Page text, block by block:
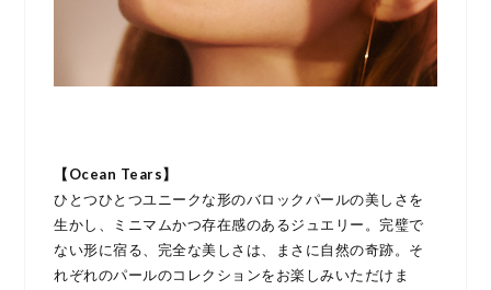
【Ocean Tears】
ひとつひとつユニークな形のバロックパールの美しさを
生かし、ミニマムかつ存在感のあるジュエリー。完璧で
ない形に宿る、完全な美しさは、まさに自然の奇跡。そ
れぞれのパールのコレクションをお楽しみいただけま